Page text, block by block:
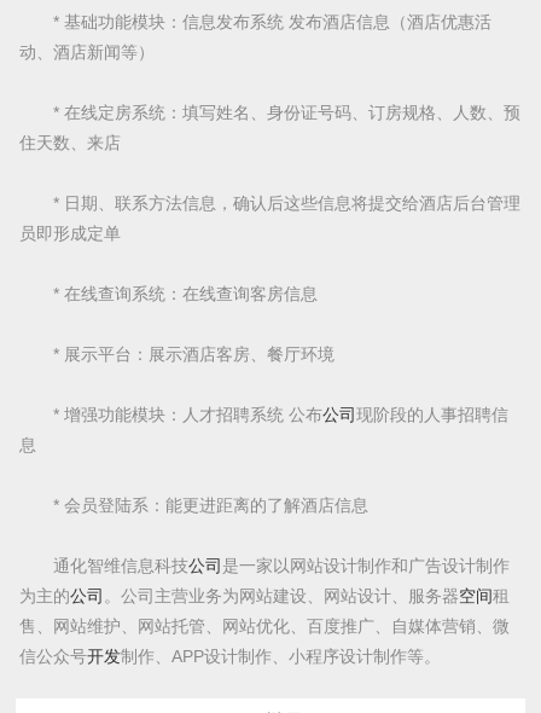
* 基础功能模块：信息发布系统 发布酒店信息（酒店优惠活
动、酒店新闻等）
* 在线定房系统：填写姓名、身份证号码、订房规格、人数、预
住天数、来店
* 日期、联系方法信息，确认后这些信息将提交给酒店后台管理
员即形成定单
* 在线查询系统：在线查询客房信息
* 展示平台：展示酒店客房、餐厅环境
* 增强功能模块：人才招聘系统 公布公司现阶段的人事招聘信
息
* 会员登陆系：能更进距离的了解酒店信息
通化智维信息科技公司 是一家以网站设计制作和广告设计制作
为主的公司 。公司主营业务为网站建设、网站设计、服务器空间租
售、网站维护、网站托管、网站优化、百度推广、自媒体营销、微
信公众号开发制作、APP设计制作、小程序设计制作等。